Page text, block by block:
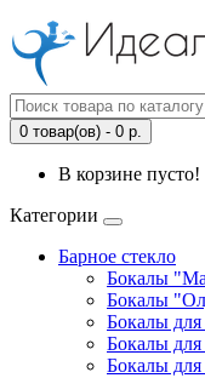
0 товар(ов) - 0 р.
В корзине пусто!
Категории
Барное стекло
Бокалы
Бокалы
Бокалы для
Бокалы для
Бокалы